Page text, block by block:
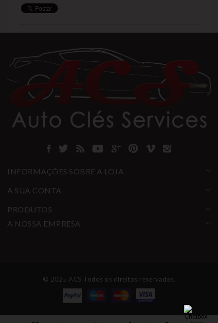
INFORMAÇÕES SOBRE A LOJA
A SUA CONTA
PRODUTOS
A NOSSA EMPRESA
© 2025 ACS Todos os direitos reservados.